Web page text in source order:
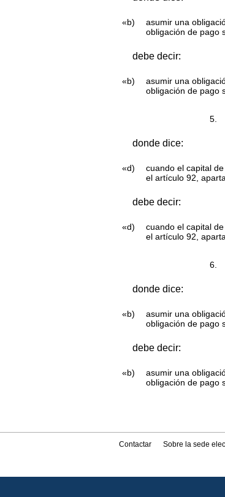
«b)
asumir una
obligación de pago
debe decir:
«b)
asumir una
obligación de pago
5.
donde dice:
«d)
cuando el capital
el artículo 92,
debe decir:
«d)
cuando el capital
el artículo 92,
6.
donde dice:
«b)
asumir una
obligación de pago
debe decir:
«b)
asumir una
obligación de pago
Contactar Sobre la sede